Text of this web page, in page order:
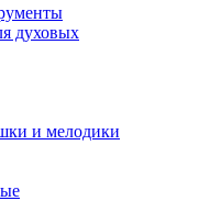
духовых
и мелодики